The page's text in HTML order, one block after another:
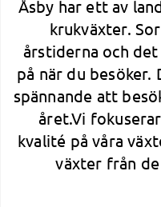
Åsby har ett av
krukväxter.
årstiderna och
på när du
spännande att
året.Vi
kvalité på våra
växter från